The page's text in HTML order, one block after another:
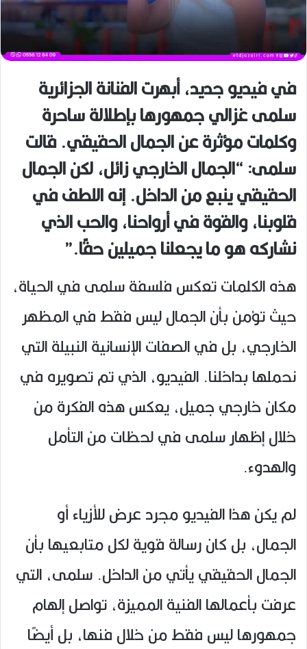
في فيديو جديد، أبهرت الفنانة الجزائرية
سلمى غزالي جمهورها بإطلالة ساحرة
وكلمات مؤثرة عن الجمال الحقيقي. قالت
سلمى: “الجمال الخارجي زائل، لكن الجمال
الحقيقي ينبع من الداخل. إنه اللطف في
قلوبنا، والقوة في أرواحنا، والحب الذي
نشاركه هو ما يجعلنا جميلين حقًا.”
هذه الكلمات تعكس فلسفة سلمى في الحياة،
حيث تؤمن بأن الجمال ليس فقط في المظهر
الخارجي، بل في الصفات الإنسانية النبيلة التي
نحملها بداخلنا. الفيديو، الذي تم تصويره في
مكان خارجي جميل، يعكس هذه الفكرة من
خلال إظهار سلمى في لحظات من التأمل
والهدوء.
لم يكن هذا الفيديو مجرد عرض للأزياء أو
الجمال، بل كان رسالة قوية لكل متابعيها بأن
الجمال الحقيقي يأتي من الداخل. سلمى، التي
عرفت بأعمالها الفنية المميزة، تواصل إلهام
جمهورها ليس فقط من خلال فنها، بل أيضًا